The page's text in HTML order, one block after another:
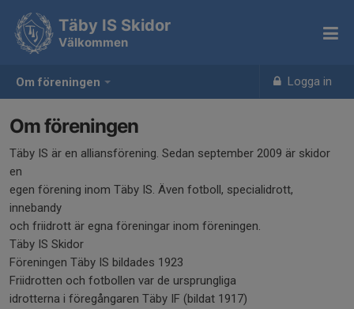
Om föreningen Logga in
Täby IS Skidor
Välkommen
Om föreningen
Täby IS är en alliansförening. Sedan september 2009 är skidor
en
egen förening inom Täby IS. Även fotboll, specialidrott,
innebandy
och friidrott är egna föreningar inom föreningen.
Täby IS Skidor
Föreningen Täby IS bildades 1923
Friidrotten och fotbollen var de ursprungliga
idrotterna i föregångaren Täby IF (bildat 1917)